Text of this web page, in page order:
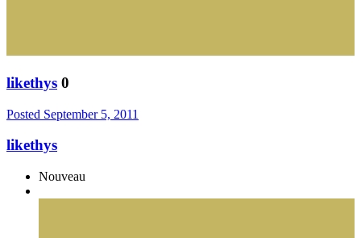
likethys 0
Posted September 5, 2011
likethys
Nouveau